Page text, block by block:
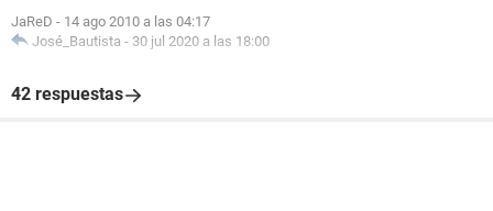
JaReD - 14 ago 2010 a las 04:17
José_Bautista - 30 jul 2020 a las 18:00
42 respuestas